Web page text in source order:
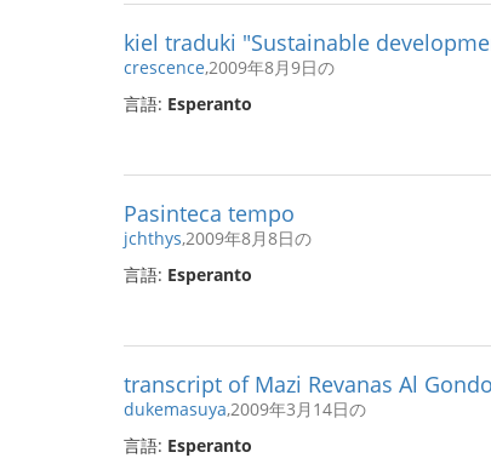
kiel traduki "Sustainable
crescence,2009年8月9日の
言語: Esperanto
Pasinteca tempo
jchthys,2009年8月8日の
言語: Esperanto
transcript of Mazi Revanas Al
dukemasuya,2009年3月14日の
言語: Esperanto